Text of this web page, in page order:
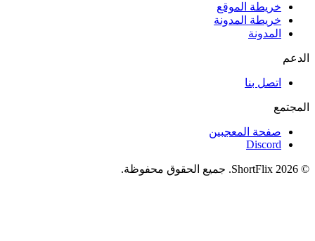
خريطة الموقع
خريطة المدونة
المدونة
الدعم
اتصل بنا
المجتمع
صفحة المعجبين
Discord
© 2026 ShortFlix. جميع الحقوق محفوظة.